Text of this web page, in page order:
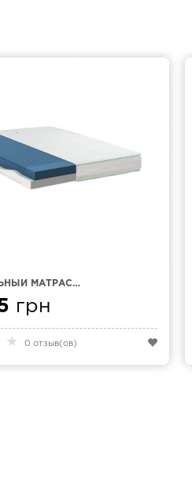
★ 0 отзыв(ов)
МАТРАС
грн